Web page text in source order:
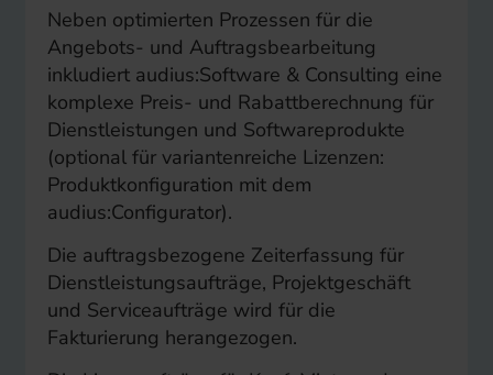
Neben optimierten Prozessen für die
Angebots- und Auftragsbearbeitung
inkludiert audius:Software & Consulting eine
komplexe Preis- und Rabattberechnung für
Dienstleistungen und Softwareprodukte
(optional für variantenreiche Lizenzen:
Produktkonfiguration mit dem
audius:Configurator).
Die auftragsbezogene Zeiterfassung für
Dienstleistungsaufträge, Projektgeschäft
und Serviceaufträge wird für die
Fakturierung herangezogen.